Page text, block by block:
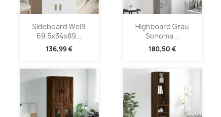
Sideboard Weiß
69,5x34x89...
136,99 €
Highboard Grau
Sonoma...
180,50 €